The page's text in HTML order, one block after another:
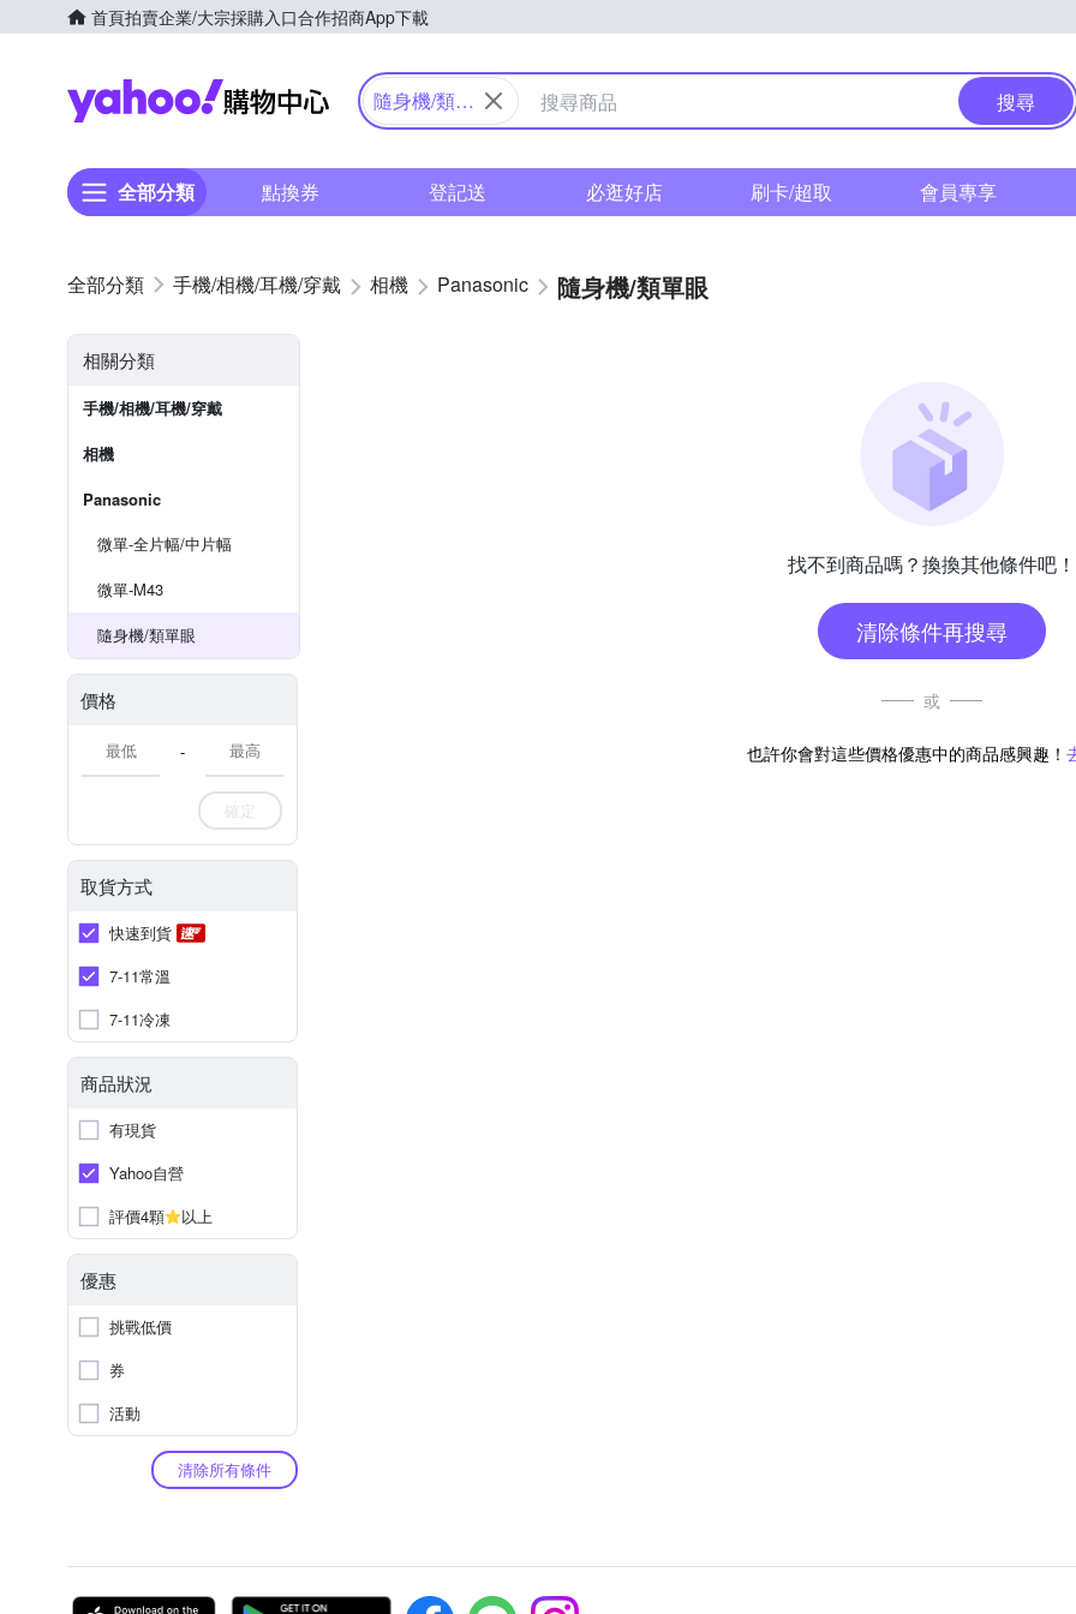
首頁拍賣企業/大宗採購入口合作招商App下載
Yahoo購物中心
隨身機/類單
搜尋
全部分類 點換券 登記送 必逛好店 刷卡/超取 會員專享
手機/相機/耳機/穿戴 相機 Panasonic 隨身機/類單眼
相關分類
手機/相機/耳機/穿戴
相機
Panasonic
微單-全片幅/中片幅
微單-M43
隨身機/類單眼
價格
-
確定
取貨方式
快速到貨
7-11常溫
7-11冷凍
商品狀況
有現貨
Yahoo自營
評價4顆
以上
優惠
挑戰低價
券
活動
清除所有條件
找不到商品嗎？換換其他條件吧！
清除條件再搜尋
或
也許你會對這些價格優惠中的商品感興趣！